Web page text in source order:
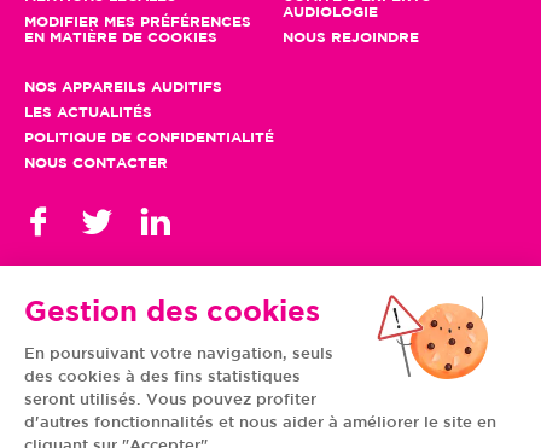
Gestion des cookies
En poursuivant votre navigation, seuls
des cookies à des fins statistiques
seront utilisés. Vous pouvez profiter
d'autres fonctionnalités et nous aider à améliorer le site en
MODIFIER MES PRÉFÉRENCES
EN MATIÈRE DE COOKIES
AUDIOLOGIE
NOUS REJOINDRE
NOS APPAREILS AUDITIFS
LES ACTUALITÉS
POLITIQUE DE CONFIDENTIALITÉ
NOUS CONTACTER
TOUS NOS CENTRES
AUVERGNE-RHÔNE-
ALPES
FRANCHE-COMTÉ
BRETAGNE
CENTRE-VAL DE LOIRE
GRAND EST
ÎLE-DE-FRANCE